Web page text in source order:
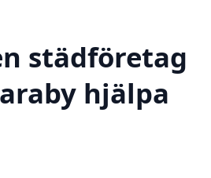
städföretag
hjälpa